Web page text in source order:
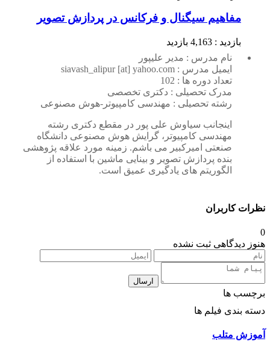
مفاهیم سیگنال و فرکانس در پردازش تصویر
بازدید : 4,163 بازدید
نام مدرس : مدیر علیپور
ایمیل مدرس : siavash_alipur [at] yahoo.com
تعداد دوره ها : 102
مدرک تحصیلی : دکتری تخصصی
رشته تحصیلی : مهندسی کامپیوتر-هوش مصنوعی
اینجانب سیاوش علی پور در مقطع دکتری رشته
مهندسی کامپیوتر، گرایش هوش مصنوعی دانشگاه
صنعتی امیرکبیر می باشم. زمینه مورد علاقه پژوهشی
بنده پردازش تصویر و بینایی ماشین با استفاده از
الگوریتم های یادگیری عمیق است.
نظرات کاربران
0
هنوز دیدگاهی ثبت نشده
ارسال
برچسب ها
دسته بندی فیلم ها
آموزش متلب